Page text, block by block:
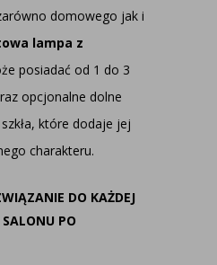
domowego jak i
lampa z
posiadać od 1 do 3
opcjonalne dolne
które dodaje jej
charakteru.
DO KAŻDEJ
PO